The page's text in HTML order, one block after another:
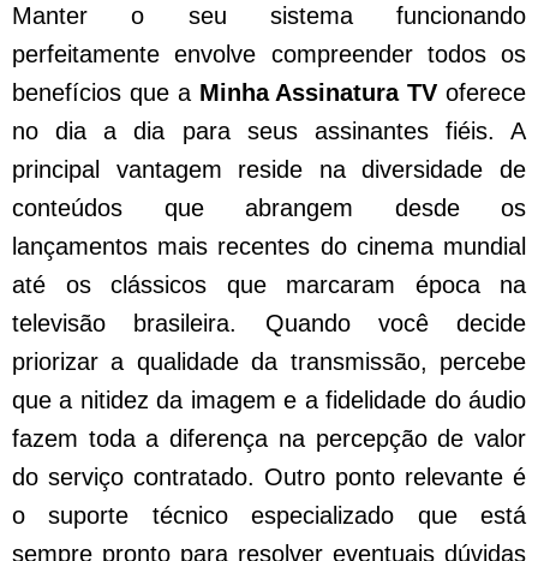
Manter o seu sistema funcionando
perfeitamente envolve compreender todos os
benefícios que a Minha Assinatura TV oferece
no dia a dia para seus assinantes fiéis. A
principal vantagem reside na diversidade de
conteúdos que abrangem desde os
lançamentos mais recentes do cinema mundial
até os clássicos que marcaram época na
televisão brasileira. Quando você decide
priorizar a qualidade da transmissão, percebe
que a nitidez da imagem e a fidelidade do áudio
fazem toda a diferença na percepção de valor
do serviço contratado. Outro ponto relevante é
o suporte técnico especializado que está
sempre pronto para resolver eventuais dúvidas